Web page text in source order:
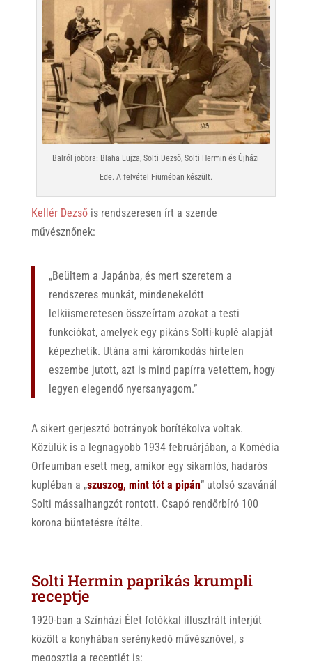
Balról jobbra: Blaha Lujza, Solti Dezső, Solti Hermin és Újházi
Ede. A felvétel Fiuméban készült.
Kellér Dezsőis rendszeresen írt a szende
művésznőnek:
„Beültem a Japánba, és mert szeretem a
rendszeres munkát, mindenekelőtt
lelkiismeretesen összeírtam azokat a testi
funkciókat, amelyek egy pikáns Solti-kuplé alapját
képezhetik. Utána ami káromkodás hirtelen
eszembe jutott, azt is mind papírra vetettem, hogy
legyen elegendő nyersanyagom.”
A sikert gerjesztő botrányok borítékolva voltak.
Közülük is a legnagyobb 1934 februárjában, a Komédia
Orfeumban esett meg, amikor egy sikamlós, hadarós
kupléban a „szuszog, mint tót a pipán” utolsó szavánál
Solti mássalhangzót rontott. Csapó rendőrbíró 100
korona büntetésre ítélte.
Solti Hermin paprikás krumpli
receptje
1920-ban a Színházi Élet fotókkal illusztrált interjút
közölt a konyhában serénykedő művésznővel, s
megosztja a receptjét is: